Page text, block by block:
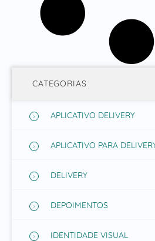
CATEGORIAS
APLICATIVO DELIVERY
APLICATIVO PARA
DELIVERY
DEPOIMENTOS
IDENTIDADE VISUAL